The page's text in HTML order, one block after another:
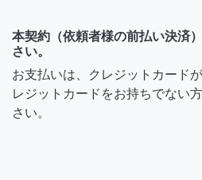
本契約（依頼者様の前払い決済
さい。
お支払いは、クレジットカード
レジットカードをお持ちでない
さい。